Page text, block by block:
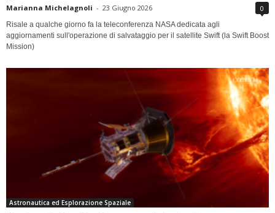
Marianna Michelagnoli - 23 Giugno 2026 0
Risale a qualche giorno fa la teleconferenza NASA dedicata agli
aggiornamenti sull'operazione di salvataggio per il satellite Swift (la Swift Boost
Mission)
Astronautica ed Esplorazione Spaziale